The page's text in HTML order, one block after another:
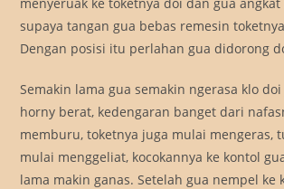
supaya tangan gua bebas remesin
Dengan posisi itu perlahan gua didorong
Semakin lama gua semakin ngerasa klo
horny berat, kedengaran banget dari
memburu, toketnya juga mulai mengeras,
mulai menggeliat, kocokannya ke kontol
lama makin ganas. Setelah gua nempel ke